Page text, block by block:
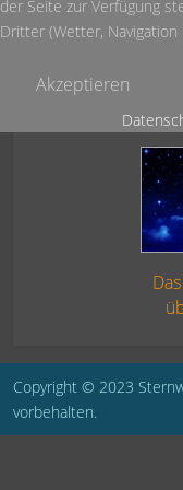
Copyright © 2023
vorbehalten.
der Seite zur Verfügung
Dritter (Wetter, Navigation
Akzeptieren